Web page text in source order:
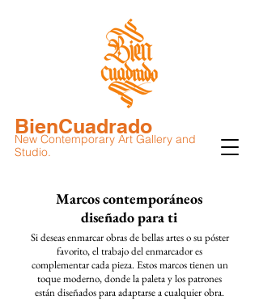
BienCuadrado
New Contemporary Art Gallery and
Studio.
Marcos contemporáneos
diseñado para ti
Si deseas enmarcar obras de bellas artes o su póster
favorito, el trabajo del enmarcador es
complementar cada pieza. Estos marcos tienen un
toque moderno, donde la paleta y los patrones
están diseñados para adaptarse a cualquier obra.